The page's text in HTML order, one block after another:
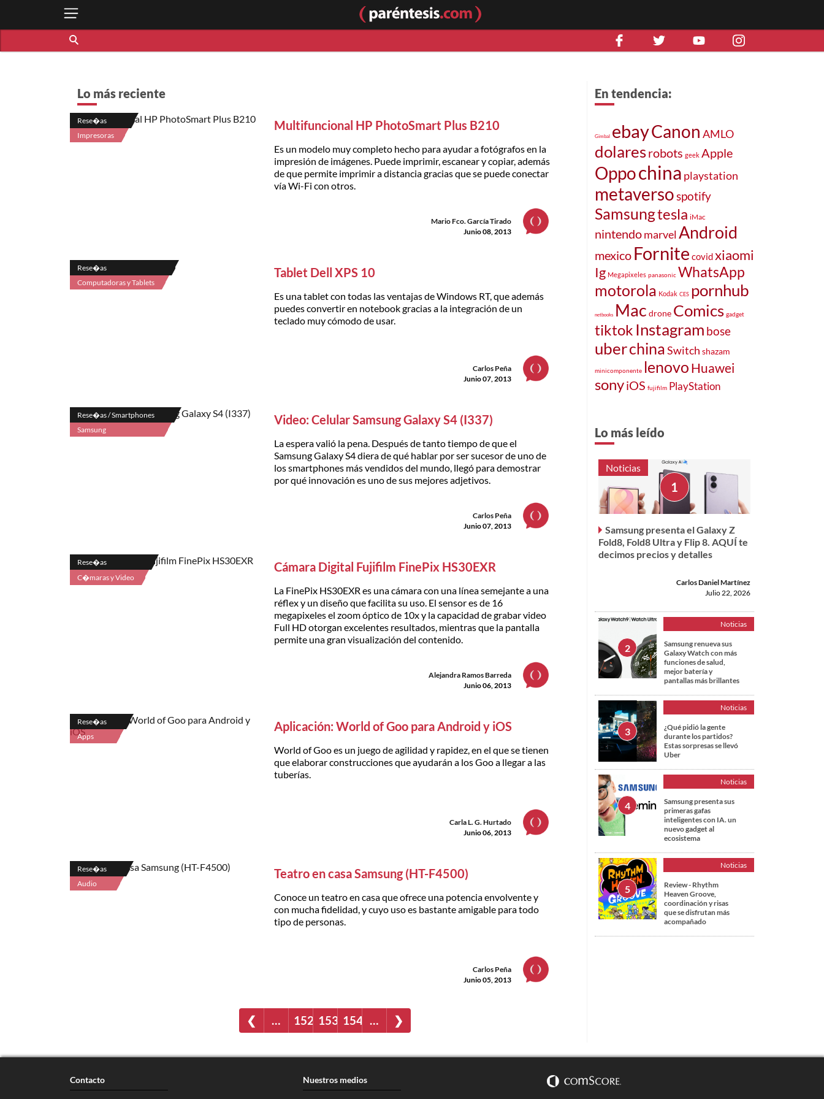
Lo más reciente
Rese�as
Impresoras
Multifuncional HP PhotoSmart Plus B210
Es un modelo muy completo hecho para ayudar a fotógrafos en la
impresión de imágenes. Puede imprimir, escanear y copiar, además
de que permite imprimir a distancia gracias que se puede conectar
vía Wi-Fi con otros.
Mario Fco. García Tirado
Junio 08, 2013
Rese�as
Computadoras y Tablets
Tablet Dell XPS 10
Es una tablet con todas las ventajas de Windows RT, que además
puedes convertir en notebook gracias a la integración de un
teclado muy cómodo de usar.
Carlos Peña
Junio 07, 2013
Rese�as / Smartphones
Samsung
Video: Celular Samsung Galaxy S4 (I337)
La espera valió la pena. Después de tanto tiempo de que el
Samsung Galaxy S4 diera de qué hablar por ser sucesor de uno de
los smartphones más vendidos del mundo, llegó para demostrar
por qué innovación es uno de sus mejores adjetivos.
Carlos Peña
Junio 07, 2013
Rese�as
C�maras y Video
Cámara Digital Fujifilm FinePix HS30EXR
La FinePix HS30EXR es una cámara con una línea semejante a una
réflex y un diseño que facilita su uso. El sensor es de 16
megapixeles el zoom óptico de 10x y la capacidad de grabar video
Full HD otorgan excelentes resultados, mientras que la pantalla
permite una gran visualización del contenido.
Alejandra Ramos Barreda
Junio 06, 2013
Rese�as
Apps
Aplicación: World of Goo para Android y iOS
World of Goo es un juego de agilidad y rapidez, en el que se tienen
que elaborar construcciones que ayudarán a los Goo a llegar a las
tuberías.
Carla L. G. Hurtado
Junio 06, 2013
Rese�as
Audio
Teatro en casa Samsung (HT-F4500)
Conoce un teatro en casa que ofrece una potencia envolvente y
con mucha fidelidad, y cuyo uso es bastante amigable para todo
tipo de personas.
Carlos Peña
Junio 05, 2013
❮ … 152 153 154 … ❯
En tendencia:
Gimbal ebayCanon AMLO
dolaresrobots geek Apple
Oppochina playstation
metaversospotify
Samsungtesla iMac
nintendomarvelAndroid
mexico Fornite covidxiaomi
Ig Megapixeles panasonic WhatsApp
motorola Kodak CES pornhub
netbooks Mac drone Comics gadget
tiktok Instagram bose
uberchinaSwitch shazam
minicomponente lenovo Huawei
sonyiOS fujifilm PlayStation
Lo más leído
Noticias
Samsung presenta el Galaxy Z
Fold8, Fold8 Ultra y Flip 8. AQUÍ te
decimos precios y detalles
Carlos Daniel Martínez
Julio 22, 2026
Noticias
Samsung renueva sus
Galaxy Watch con más
funciones de salud,
mejor batería y
pantallas más brillantes
Noticias
¿Qué pidió la gente
durante los partidos?
Estas sorpresas se llevó
Uber
Noticias
Samsung presenta sus
primeras gafas
inteligentes con IA. un
nuevo gadget al
ecosistema
Noticias
Review - Rhythm
Heaven Groove,
coordinación y risas
que se disfrutan más
acompañado
Contacto Nuestros medios